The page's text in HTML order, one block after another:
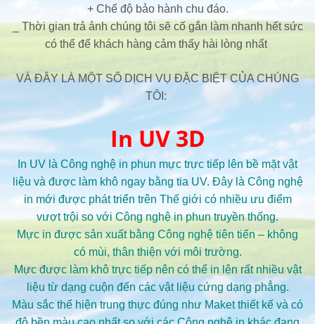
+ Chế độ bảo hành chu đáo.
_ Thời gian trả ảnh chúng tôi sẽ cố gắn làm nhanh hết sức
có thể để khách hàng cảm thấy hài lòng nhất
VÀ ĐÂY LÀ MỘT SỐ DỊCH VỤ ĐẶC BIỆT CỦA CHÚNG
TÔI:
In UV 3D
In UV là Công nghệ in phun mực trực tiếp lên bề mặt vật
liệu và được làm khô ngay bằng tia UV. Đây là Công nghệ
in mới được phát triển trên Thế giới có nhiều ưu điểm
vượt trội so với Công nghệ in phun truyền thống.
Mực in được sản xuất bằng Công nghệ tiên tiến – không
có mùi, thân thiện với môi trường.
Mực được làm khô trực tiếp nên có thể in lên rất nhiều vật
liệu từ dạng cuộn đến các vật liệu cứng dạng phẳng.
Màu sắc thể hiện trung thực đúng như Maket thiết kế và có